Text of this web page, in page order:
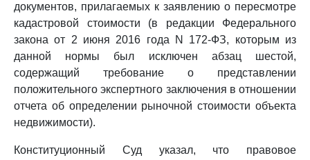
документов, прилагаемых к заявлению о пересмотре
кадастровой стоимости (в редакции Федерального
закона от 2 июня 2016 года N 172-ФЗ, которым из
данной нормы был исключен абзац шестой,
содержащий требование о представлении
положительного экспертного заключения в отношении
отчета об определении рыночной стоимости объекта
недвижимости).
Конституционный Суд указал, что правовое